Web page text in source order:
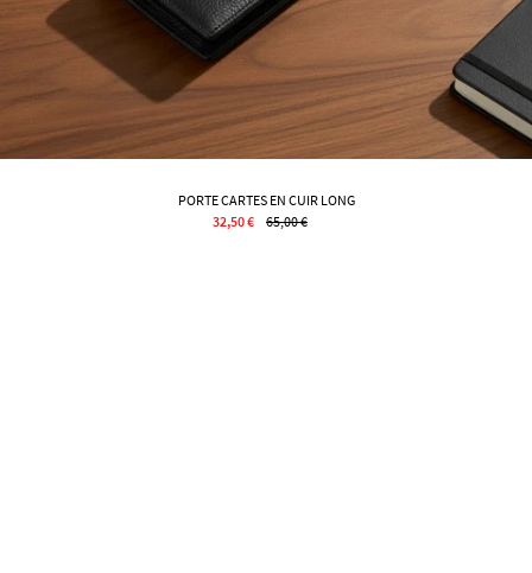
PORTE CARTES EN CUIR LONG
32,50 €
65,00 €